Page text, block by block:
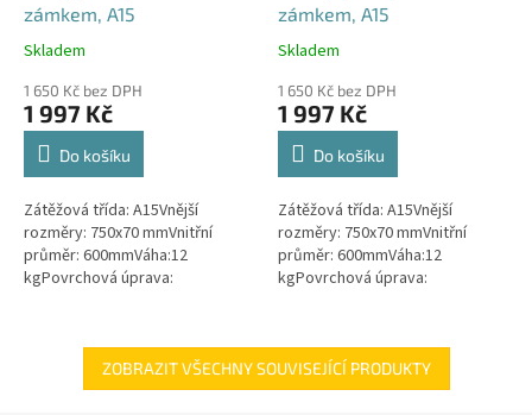
zámkem, A15
Průměrné
produktu
je
4,5
hvězdiček.
Skladem
1 650 Kč bez DPH
1 997 Kč
Do košíku
Zátěžová třída: A15Vnější
rozměry: 750x70 mmVnitřní
průměr: 600mmVáha:12
kgPovrchová úprava:
vybaven 2 šrouby pro...
zámkem, A15
Průměrné
produktu
je
4,6
hvězdiček.
Skladem
1 650 Kč bez DPH
1 997 Kč
Do košíku
Zátěžová třída: A15Vnější
rozměry: 750x70 mmVnitřní
průměr: 600mmVáha:12
kgPovrchová úprava:
pro uzamčení/zajištění...
ZOBRAZIT VŠECHNY SOUVISEJÍCÍ PRODUKTY